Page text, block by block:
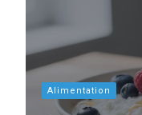
Alimentation